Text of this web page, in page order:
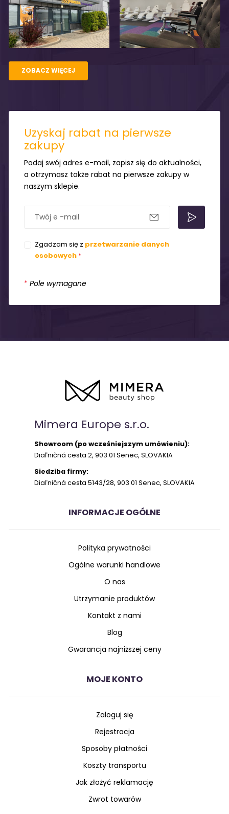
ZOBACZ WIĘCEJ
Uzyskaj rabat na pierwsze
zakupy
Podaj swój adres e-mail, zapisz się do aktualności,
a otrzymasz także rabat na pierwsze zakupy w
naszym sklepie.
Zgadzam się z przetwarzanie danych
osobowych *
*Pole wymagane
Mimera Europe s.r.o.
Showroom (po wcześniejszym umówieniu):
Diaľničná cesta 2, 903 01 Senec, SLOVAKIA
Siedziba firmy:
Diaľničná cesta 5143/28, 903 01 Senec, SLOVAKIA
INFORMACJE OGÓLNE
Polityka prywatności
Ogólne warunki handlowe
O nas
Utrzymanie produktów
Kontakt z nami
Blog
Gwarancja najniższej ceny
MOJE KONTO
Zaloguj się
Rejestracja
Sposoby płatności
Koszty transportu
Jak złożyć reklamację
Zwrot towarów